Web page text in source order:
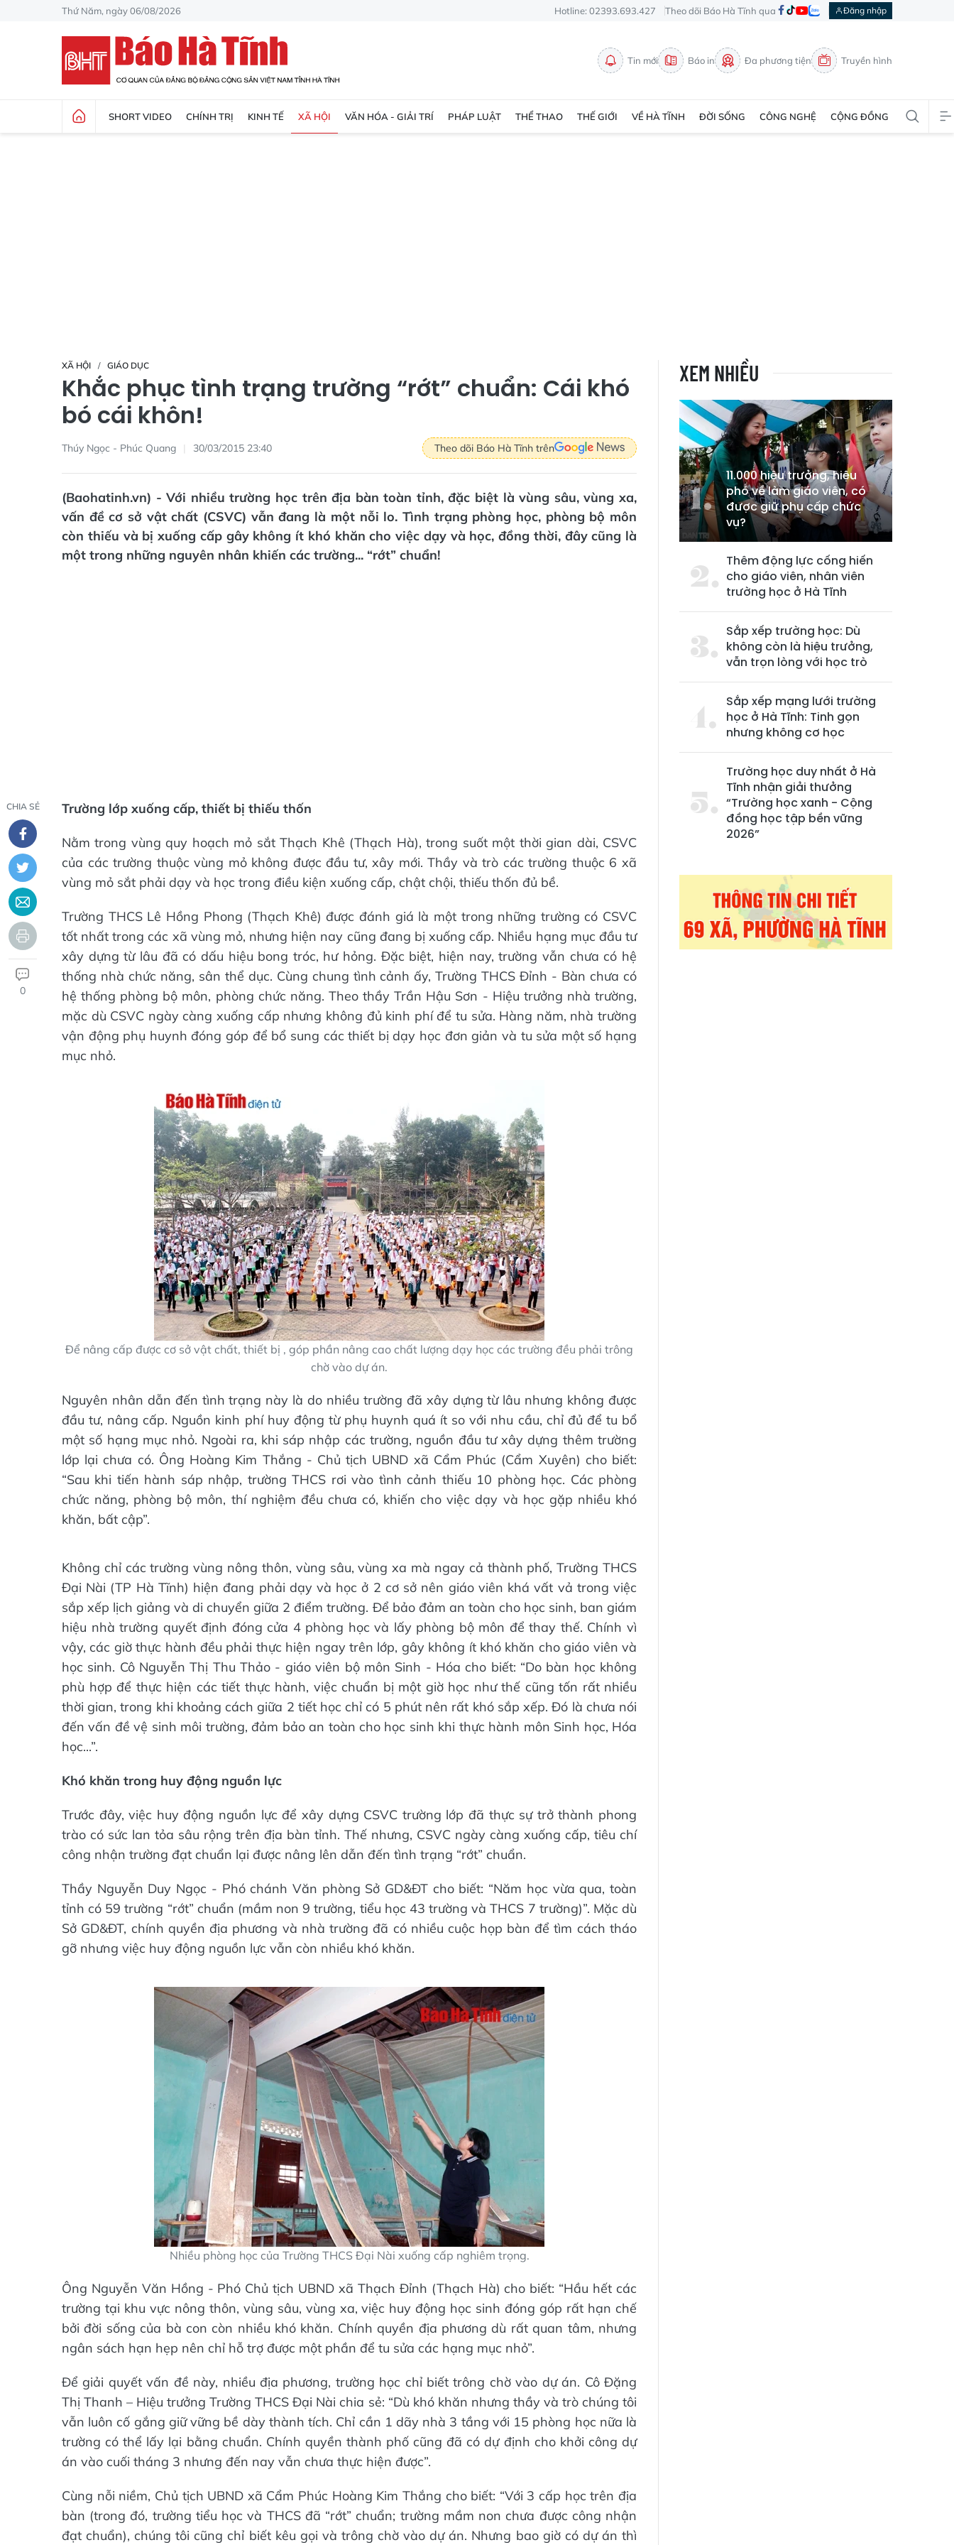
Thứ Năm, ngày 06/08/2026 Hotline: 02393.693.427 Theo dõi Báo Hà Tĩnh qua Đăng nhập
Tin mới Báo in Đa phương tiện Truyền hình
SHORT VIDEO CHÍNH TRỊ KINH TẾ XÃ HỘI VĂN HÓA - GIẢI TRÍ PHÁP LUẬT THỂ THAO THẾ GIỚI VỀ HÀ TĨNH ĐỜI SỐNG CÔNG NGHỆ CỘNG ĐỒNG
XÃ HỘI GIÁO DỤC
Khắc phục tình trạng trường “rớt” chuẩn: Cái khó
bó cái khôn!
Thúy Ngọc - Phúc Quang 30/03/2015 23:40 Theo dõi Báo Hà Tĩnh trên
(Baohatinh.vn) - Với nhiều trường học trên địa bàn toàn tỉnh, đặc biệt là vùng sâu, vùng xa,
vấn đề cơ sở vật chất (CSVC) vẫn đang là một nỗi lo. Tình trạng phòng học, phòng bộ môn
còn thiếu và bị xuống cấp gây không ít khó khăn cho việc dạy và học, đồng thời, đây cũng là
một trong những nguyên nhân khiến các trường... “rớt” chuẩn!
CHIA SẺ
0
Trường lớp xuống cấp, thiết bị thiếu thốn
Nằm trong vùng quy hoạch mỏ sắt Thạch Khê (Thạch Hà), trong suốt một thời gian dài, CSVC
của các trường thuộc vùng mỏ không được đầu tư, xây mới. Thầy và trò các trường thuộc 6 xã
vùng mỏ sắt phải dạy và học trong điều kiện xuống cấp, chật chội, thiếu thốn đủ bề.
Trường THCS Lê Hồng Phong (Thạch Khê) được đánh giá là một trong những trường có CSVC
tốt nhất trong các xã vùng mỏ, nhưng hiện nay cũng đang bị xuống cấp. Nhiều hạng mục đầu tư
xây dựng từ lâu đã có dấu hiệu bong tróc, hư hỏng. Đặc biệt, hiện nay, trường vẫn chưa có hệ
thống nhà chức năng, sân thể dục. Cùng chung tình cảnh ấy, Trường THCS Đỉnh - Bàn chưa có
hệ thống phòng bộ môn, phòng chức năng. Theo thầy Trần Hậu Sơn - Hiệu trưởng nhà trường,
mặc dù CSVC ngày càng xuống cấp nhưng không đủ kinh phí để tu sửa. Hàng năm, nhà trường
vận động phụ huynh đóng góp để bổ sung các thiết bị dạy học đơn giản và tu sửa một số hạng
mục nhỏ.
Để nâng cấp được cơ sở vật chất, thiết bị , góp phần nâng cao chất lượng dạy học các trường đều phải trông
chờ vào dự án.
Nguyên nhân dẫn đến tình trạng này là do nhiều trường đã xây dựng từ lâu nhưng không được
đầu tư, nâng cấp. Nguồn kinh phí huy động từ phụ huynh quá ít so với nhu cầu, chỉ đủ để tu bổ
một số hạng mục nhỏ. Ngoài ra, khi sáp nhập các trường, nguồn đầu tư xây dựng thêm trường
lớp lại chưa có. Ông Hoàng Kim Thắng - Chủ tịch UBND xã Cẩm Phúc (Cẩm Xuyên) cho biết:
“Sau khi tiến hành sáp nhập, trường THCS rơi vào tình cảnh thiếu 10 phòng học. Các phòng
chức năng, phòng bộ môn, thí nghiệm đều chưa có, khiến cho việc dạy và học gặp nhiều khó
khăn, bất cập”.
Không chỉ các trường vùng nông thôn, vùng sâu, vùng xa mà ngay cả thành phố, Trường THCS
Đại Nài (TP Hà Tĩnh) hiện đang phải dạy và học ở 2 cơ sở nên giáo viên khá vất vả trong việc
sắp xếp lịch giảng và di chuyển giữa 2 điểm trường. Để bảo đảm an toàn cho học sinh, ban giám
hiệu nhà trường quyết định đóng cửa 4 phòng học và lấy phòng bộ môn để thay thế. Chính vì
vậy, các giờ thực hành đều phải thực hiện ngay trên lớp, gây không ít khó khăn cho giáo viên và
học sinh. Cô Nguyễn Thị Thu Thảo - giáo viên bộ môn Sinh - Hóa cho biết: “Do bàn học không
phù hợp để thực hiện các tiết thực hành, việc chuẩn bị một giờ học như thế cũng tốn rất nhiều
thời gian, trong khi khoảng cách giữa 2 tiết học chỉ có 5 phút nên rất khó sắp xếp. Đó là chưa nói
đến vấn đề vệ sinh môi trường, đảm bảo an toàn cho học sinh khi thực hành môn Sinh học, Hóa
học...”.
Khó khăn trong huy động nguồn lực
Trước đây, việc huy động nguồn lực để xây dựng CSVC trường lớp đã thực sự trở thành phong
trào có sức lan tỏa sâu rộng trên địa bàn tỉnh. Thế nhưng, CSVC ngày càng xuống cấp, tiêu chí
công nhận trường đạt chuẩn lại được nâng lên dẫn đến tình trạng “rớt” chuẩn.
Thầy Nguyễn Duy Ngọc - Phó chánh Văn phòng Sở GD&ĐT cho biết: “Năm học vừa qua, toàn
tỉnh có 59 trường “rớt” chuẩn (mầm non 9 trường, tiểu học 43 trường và THCS 7 trường)”. Mặc dù
Sở GD&ĐT, chính quyền địa phương và nhà trường đã có nhiều cuộc họp bàn để tìm cách tháo
gỡ nhưng việc huy động nguồn lực vẫn còn nhiều khó khăn.
Nhiều phòng học của Trường THCS Đại Nài xuống cấp nghiêm trọng.
Ông Nguyễn Văn Hồng - Phó Chủ tịch UBND xã Thạch Đỉnh (Thạch Hà) cho biết: “Hầu hết các
trường tại khu vực nông thôn, vùng sâu, vùng xa, việc huy động học sinh đóng góp rất hạn chế
bởi đời sống của bà con còn nhiều khó khăn. Chính quyền địa phương dù rất quan tâm, nhưng
ngân sách hạn hẹp nên chỉ hỗ trợ được một phần để tu sửa các hạng mục nhỏ”.
Để giải quyết vấn đề này, nhiều địa phương, trường học chỉ biết trông chờ vào dự án. Cô Đặng
Thị Thanh – Hiệu trưởng Trường THCS Đại Nài chia sẻ: “Dù khó khăn nhưng thầy và trò chúng tôi
vẫn luôn cố gắng giữ vững bề dày thành tích. Chỉ cần 1 dãy nhà 3 tầng với 15 phòng học nữa là
trường có thể lấy lại bằng chuẩn. Chính quyền thành phố cũng đã có dự định cho khởi công dự
án vào cuối tháng 3 nhưng đến nay vẫn chưa thực hiện được”.
Cùng nỗi niềm, Chủ tịch UBND xã Cẩm Phúc Hoàng Kim Thắng cho biết: “Với 3 cấp học trên địa
bàn (trong đó, trường tiểu học và THCS đã “rớt” chuẩn; trường mầm non chưa được công nhận
đạt chuẩn), chúng tôi cũng chỉ biết kêu gọi và trông chờ vào dự án. Nhưng bao giờ có dự án thì
XEM NHIỀU
11.000 hiệu trưởng, hiệu
phó về làm giáo viên, có
được giữ phụ cấp chức
vụ?
Thêm động lực cống hiến
cho giáo viên, nhân viên
trường học ở Hà Tĩnh
Sắp xếp trường học: Dù
không còn là hiệu trưởng,
vẫn trọn lòng với học trò
Sắp xếp mạng lưới trường
học ở Hà Tĩnh: Tinh gọn
nhưng không cơ học
Trường học duy nhất ở Hà
Tĩnh nhận giải thưởng
“Trường học xanh - Cộng
đồng học tập bền vững
2026”